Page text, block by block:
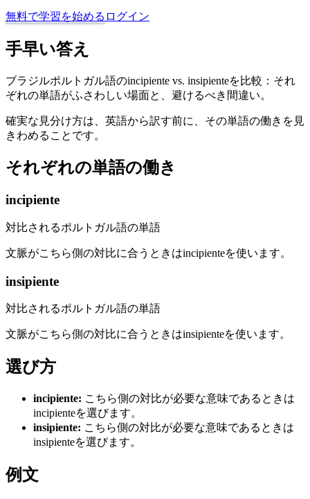
無料で学習を始める ログイン
手早い答え
ブラジルポルトガル語のincipiente vs. insipienteを比較：それ
ぞれの単語がふさわしい場面と、避けるべき間違い。
確実な見分け方は、英語から訳す前に、その単語の働きを見
きわめることです。
それぞれの単語の働き
incipiente
対比されるポルトガル語の単語
文脈がこちら側の対比に合うときはincipienteを使います。
insipiente
対比されるポルトガル語の単語
文脈がこちら側の対比に合うときはinsipienteを使います。
選び方
incipiente: こちら側の対比が必要な意味であるときは
incipienteを選びます。
insipiente: こちら側の対比が必要な意味であるときは
insipienteを選びます。
例文